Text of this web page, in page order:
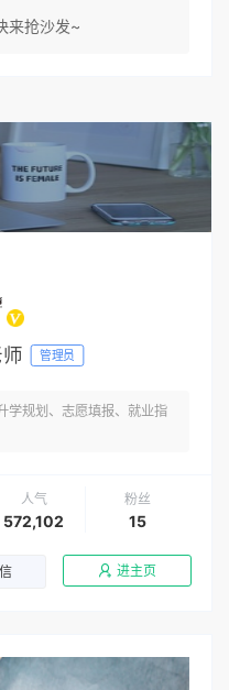
来抢沙发~
管理员
学规划、志愿填报、就业指
人气
572,102
粉丝
15
进主页